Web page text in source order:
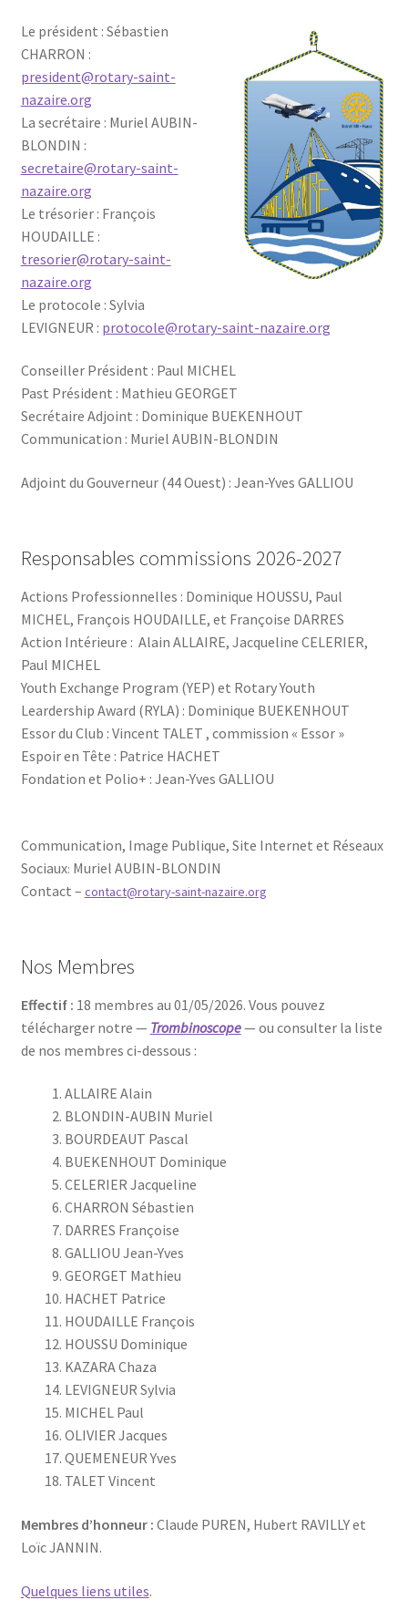
Le président : Sébastien
CHARRON :
president@rotary-saint-
nazaire.org
La secrétaire : Muriel AUBIN-
BLONDIN :
secretaire@rotary-saint-
nazaire.org
Le trésorier : François
HOUDAILLE :
tresorier@rotary-saint-
nazaire.org
Le protocole : Sylvia
LEVIGNEUR : protocole@rotary-saint-nazaire.org
Conseiller Président : Paul MICHEL
Past Président : Mathieu GEORGET
Secrétaire Adjoint : Dominique BUEKENHOUT
Communication : Muriel AUBIN-BLONDIN
Adjoint du Gouverneur (44 Ouest) : Jean-Yves GALLIOU
Responsables commissions 2026-2027
Actions Professionnelles : Dominique HOUSSU, Paul
MICHEL, François HOUDAILLE, et Françoise DARRES
Action Intérieure : Alain ALLAIRE, Jacqueline CELERIER,
Paul MICHEL
Youth Exchange Program (YEP) et Rotary Youth
Leardership Award (RYLA) : Dominique BUEKENHOUT
Essor du Club : Vincent TALET , commission « Essor »
Espoir en Tête : Patrice HACHET
Fondation et Polio+ : Jean-Yves GALLIOU
Communication, Image Publique, Site Internet et Réseaux
Sociaux: Muriel AUBIN-BLONDIN
Contact – contact@rotary-saint-nazaire.org
Nos Membres
Effectif : 18 membres au 01/05/2026. Vous pouvez
télécharger notre — Trombinoscope— ou consulter la liste
de nos membres ci-dessous :
ALLAIRE Alain
BLONDIN-AUBIN Muriel
BOURDEAUT Pascal
BUEKENHOUT Dominique
CELERIER Jacqueline
CHARRON Sébastien
DARRES Françoise
GALLIOU Jean-Yves
GEORGET Mathieu
HACHET Patrice
HOUDAILLE François
HOUSSU Dominique
KAZARA Chaza
LEVIGNEUR Sylvia
MICHEL Paul
OLIVIER Jacques
QUEMENEUR Yves
TALET Vincent
Membres d’honneur : Claude PUREN, Hubert RAVILLY et
Loïc JANNIN.
Quelques liens utiles.